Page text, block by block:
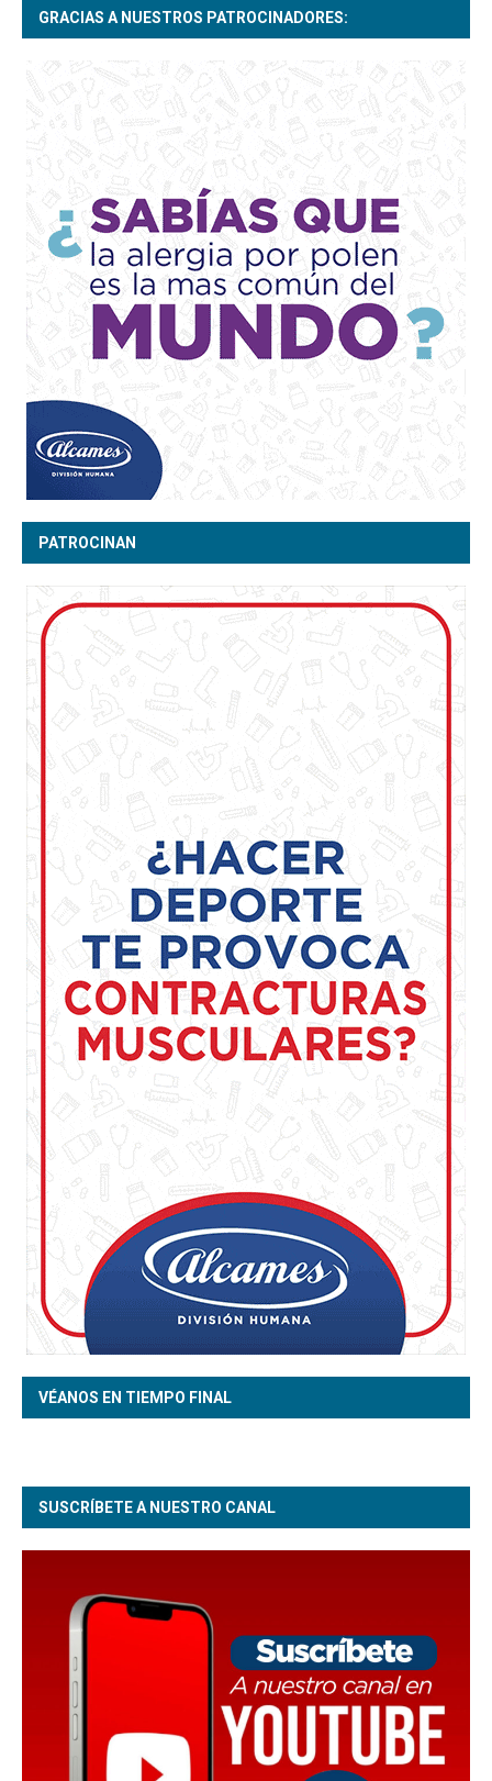
GRACIAS A NUESTROS PATROCINADORES:
PATROCINAN
VÉANOS EN TIEMPO FINAL
SUSCRÍBETE A NUESTRO CANAL